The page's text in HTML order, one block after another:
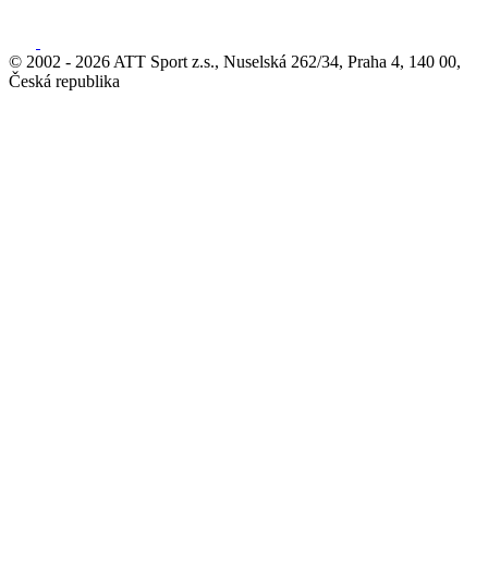
© 2002 - 2026 ATT Sport z.s., Nuselská 262/34, Praha 4, 140 00,
Česká republika